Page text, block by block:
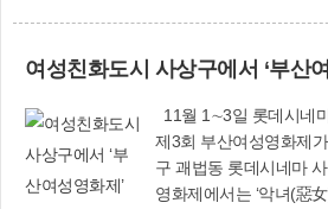
신나는 일터 만들기에
생산성 향상에 기여하는
동료들의 귀감이 되
과(☎310-4115)
수상했다. 이번 박람회
2동의 지역공동체를 중
경개선사업을 이끈 ‘희
복과 삶의 질을 높이는
또 배움과 나눔이 융합
여성친화도시 사상구에서 ‘부산
제3회 부산여성영화제
구 괘법동 롯데시네마
영화제에서는 ‘악녀(惡